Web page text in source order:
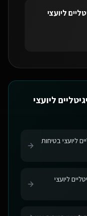
ליועצי
ליועצי
ליועצי בטיחות
ליועצי